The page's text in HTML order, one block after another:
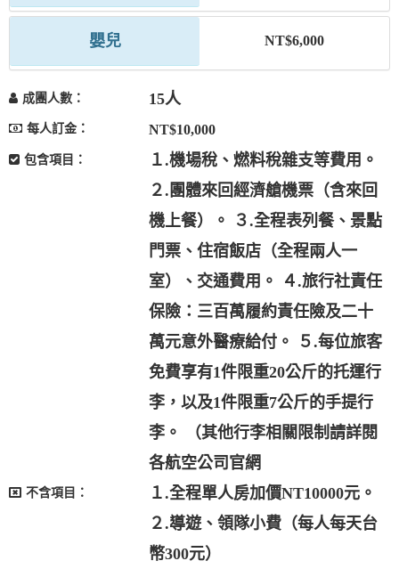
嬰兒 NT$6,000
成團人數： 15人
每人訂金： NT$10,000
包含項目：
１.機場稅、燃料稅雜支等費用。
２.團體來回經濟艙機票（含來回
機上餐）。 ３.全程表列餐、景點
門票、住宿飯店（全程兩人一
室）、交通費用。 ４.旅行社責任
保險：三百萬履約責任險及二十
萬元意外醫療給付。 ５.每位旅客
免費享有1件限重20公斤的托運行
李，以及1件限重7公斤的手提行
李。 （其他行李相關限制請詳閱
各航空公司官網
不含項目：
１.全程單人房加價NT10000元。
２.導遊、領隊小費（每人每天台
幣300元）